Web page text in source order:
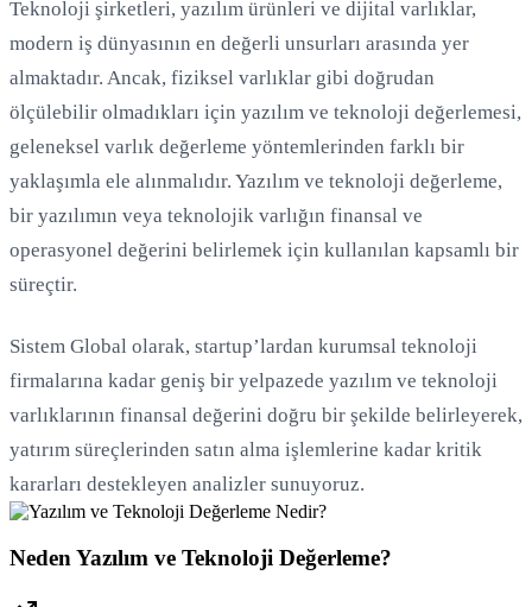
Teknoloji şirketleri, yazılım ürünleri ve dijital varlıklar,
modern iş dünyasının en değerli unsurları arasında yer
almaktadır. Ancak, fiziksel varlıklar gibi doğrudan
ölçülebilir olmadıkları için yazılım ve teknoloji değerlemesi,
geleneksel varlık değerleme yöntemlerinden farklı bir
yaklaşımla ele alınmalıdır. Yazılım ve teknoloji değerleme,
bir yazılımın veya teknolojik varlığın finansal ve
operasyonel değerini belirlemek için kullanılan kapsamlı bir
süreçtir.
Sistem Global olarak, startup’lardan kurumsal teknoloji
firmalarına kadar geniş bir yelpazede yazılım ve teknoloji
varlıklarının finansal değerini doğru bir şekilde belirleyerek,
yatırım süreçlerinden satın alma işlemlerine kadar kritik
kararları destekleyen analizler sunuyoruz.
Neden Yazılım ve Teknoloji Değerleme?